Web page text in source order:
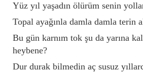
Yüz yıl yaşadın ölürüm senin
Topal ayağınla damla damla terin
Bu gün karnım tok şu da yarına
heybene?
Dur durak bilmedin aç susuz